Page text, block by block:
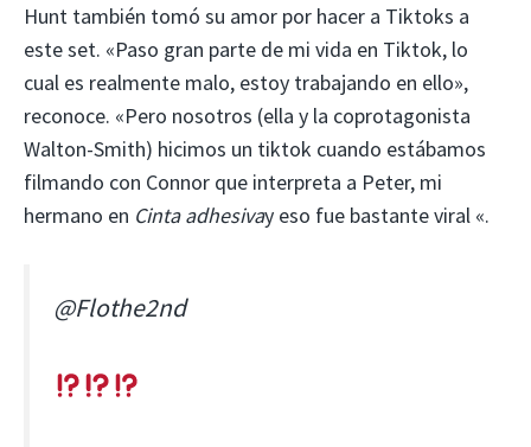
Hunt también tomó su amor por hacer a Tiktoks a
este set. «Paso gran parte de mi vida en Tiktok, lo
cual es realmente malo, estoy trabajando en ello»,
reconoce. «Pero nosotros (ella y la coprotagonista
Walton-Smith) hicimos un tiktok cuando estábamos
filmando con Connor que interpreta a Peter, mi
hermano en Cinta adhesivay eso fue bastante viral «.
@Flothe2nd